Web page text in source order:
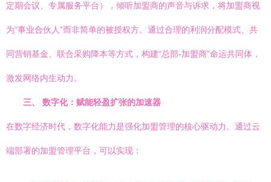
定期会议、专属服务平台），倾听加盟商的声音与诉求，将加盟商视
为“事业合伙人”而非简单的被授权方。通过合理的利润分配模式、共
同营销基金、联合采购降本等方式，构建“总部-加盟商”命运共同体，
激发网络内生动力。
三、 数字化：赋能轻盈扩张的加速器
在数字经济时代，数字化能力是强化加盟管理的核心驱动力。通过云
端部署的加盟管理平台，可以实现：